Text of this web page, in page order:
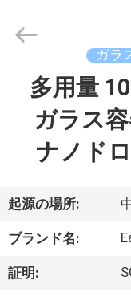
ダ
ク
ト
2017
(Xiamen)
Industry
ガラ
多用量
ガラス
ナノド
起源の場所:
ブランド名:
証明: